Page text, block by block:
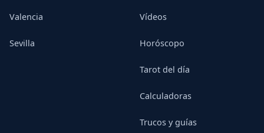
Valencia
Sevilla
Vídeos
Horóscopo
Tarot del día
Calculadoras
Trucos y guías